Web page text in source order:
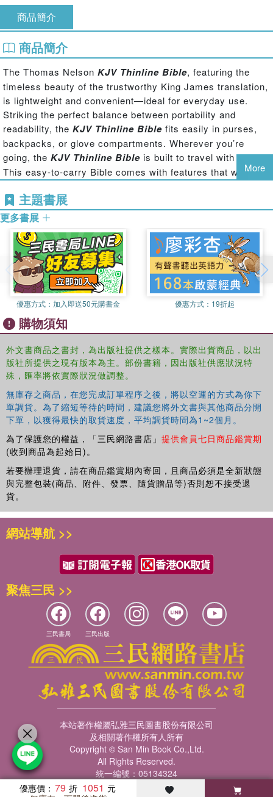
商品簡介
商品簡介
The Thomas Nelson KJV Thinline Bible, featuring the
timeless beauty of the trustworthy King James translation,
is lightweight and convenient—ideal for everyday use.
Striking the perfect balance between portability and
readability, the KJV Thinline Bible fits easily in purses,
backpacks, or glove compartments. Wherever you’re
going, the KJV Thinline Bible is built to travel with you.
This easy-to-carry Bible comes with features that will
designed covers, an all-new typesetting in the elegant and
readable Thomas Nelson KJV font, double ribbon markers,
Invite your eyes to linger and engage God’s Word with
new, easy-to-read Comfort Print® KJV Bibles from
Thomas Nelson. Blending modern technology with old-
world craftsmanship, Comfort Print® KJV Bibles are
designed with exclusive fonts, reflecting the beautiful and
timeless character of the King James translation, to
enhance your scripture reading experience.
Features Include:
Exclusive KJV Comfort Print®
Thomas Nelson KJV font
Words of Christ in red
Full-color maps
Easy-to-read, 9.3-point type
Double ribbon markers
Gilded page edges
More
主題書展
更多書展
優惠方式： 加入即送50元購書金 優惠方式： 19折起
購物須知
外文書商品之書封，為出版社提供之樣本。實際出貨商品，以出
版社所提供之現有版本為主。部份書籍，因出版社供應狀況特
殊，匯率將依實際狀況做調整。
無庫存之商品，在您完成訂單程序之後，將以空運的方式為你下
單調貨。為了縮短等待的時間，建議您將外文書與其他商品分開
下單，以獲得最快的取貨速度，平均調貨時間為1~2個月。
為了保護您的權益，「三民網路書店」 提供會員七日商品鑑賞期
(收到商品為起始日)。
若要辦理退貨，請在商品鑑賞期內寄回，且商品必須是全新狀態
與完整包裝(商品、附件、發票、隨貨贈品等)否則恕不接受退
貨。
優惠價： 79 1051
網站導航 >>
聚焦三民 >>
三民書局 三民出版
本站著作權屬弘雅三民圖書股份有限公司
及相關著作權所有人所有
Copyright © San Min Book Co.,Ltd.
All Rights Reserved.
統一編號：05134324